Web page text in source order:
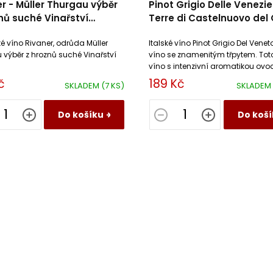
- Müller Thurgau výběr
suché Vinařství
SKLADEM (7 KS)
Do košíku
víno Rivaner, odrůda Müller
výběr z hroznů suché Vinařství
Pinot Grigio Delle Venezie
Terre di Castelnuovo del
SKLADEM
189 Kč
Do
Italské víno Pinot Grigio Del
víno se znamenitým třpytem.
víno s intenzivní aromatikou
květin je vyvážené a příjemně svěží.